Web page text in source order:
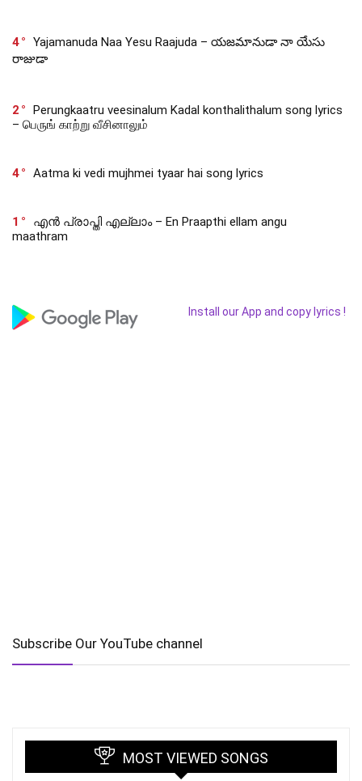
4
Yajamanuda Naa Yesu Raajuda – యజమానుడా నా యేసు
రాజుడా
2
Perungkaatru veesinalum Kadal konthalithalum song lyrics
– பெருங் காற்று வீசினாலும்
4 Aatma ki vedi mujhmei tyaar hai song lyrics
1
എൻ പ്രാപ്തി എല്ലാം – En Praapthi ellam angu
maathram
Install our App and copy lyrics !
Subscribe Our YouTube channel
MOST VIEWED SONGS